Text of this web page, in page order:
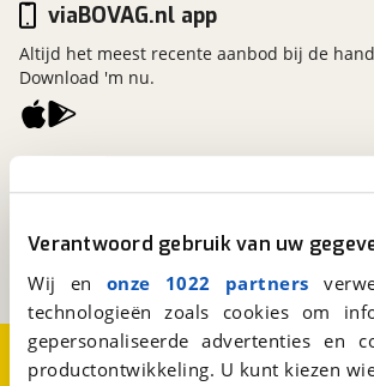
Verantwoord gebruik van uw
Wij en onze 1022 partners
technologieën zoals cookies om
gepersonaliseerde advertenties
productontwikkeling. U kunt kiezen
Een initiatief van
viaBOVAG.nl app
Altijd het meest recente aanbod bij de
Download 'm nu.
Over viaBOVAG.nlDisclaimer- en
CookievoorkeurenVacatures